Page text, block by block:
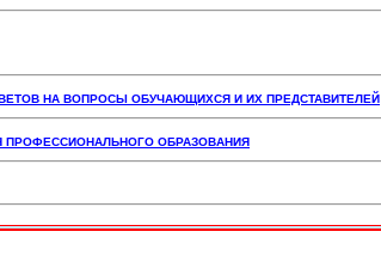
НА ВОПРОСЫ ОБУЧАЮЩИХСЯ И ИХ ПРЕДСТАВИТЕЛЕЙ
ПРОФЕССИОНАЛЬНОГО ОБРАЗОВАНИЯ